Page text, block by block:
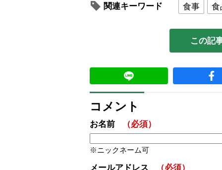
関連キーワード 食事 食
この記
コメント
お名前 （必須）
ニックネーム可
メールアドレス （必須）